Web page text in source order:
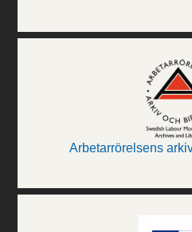
Arbetarrörelsens